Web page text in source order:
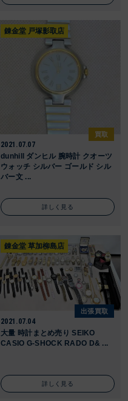
錬金堂 戸塚影取店
買取
2021.07.07
dunhill ダンヒル 腕時計 クオーツ
ウォッチ シルバー ゴールド シル
バー文 ...
詳しく見る
錬金堂 草加柳島店
出張買取
2021.07.04
大量 時計まとめ売り SEIKO
CASIO G-SHOCK RADO D& ...
詳しく見る